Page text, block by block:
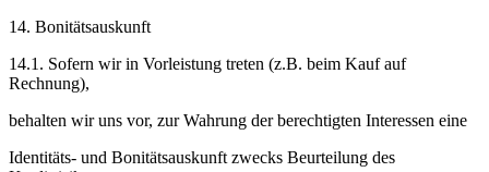
14. Bonitätsauskunft
14.1. Sofern wir in Vorleistung treten (z.B. beim Kauf auf
Rechnung),
behalten wir uns vor, zur Wahrung der berechtigten Interessen eine
Identitäts- und Bonitätsauskunft zwecks Beurteilung des